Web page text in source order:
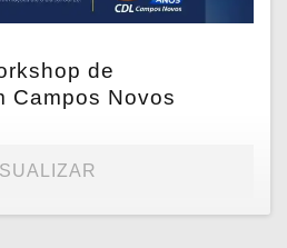
de
Campos Novos